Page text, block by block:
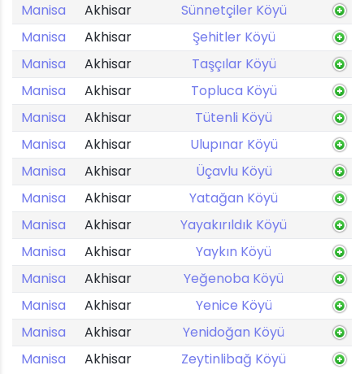
Manisa
Akhisar
Sünnetçiler Köyü
Manisa
Akhisar
Şehitler Köyü
Manisa
Akhisar
Taşçılar Köyü
Manisa
Akhisar
Topluca Köyü
Manisa
Akhisar
Tütenli Köyü
Manisa
Akhisar
Ulupınar Köyü
Manisa
Akhisar
Üçavlu Köyü
Manisa
Akhisar
Yatağan Köyü
Manisa
Akhisar
Yayakırıldık Köyü
Manisa
Akhisar
Yaykın Köyü
Manisa
Akhisar
Yeğenoba Köyü
Manisa
Akhisar
Yenice Köyü
Manisa
Akhisar
Yenidoğan Köyü
Manisa
Akhisar Zeytinlibağ Köyü